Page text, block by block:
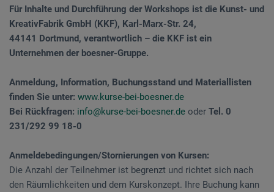
Für Inhalte und Durchführung der Workshops ist die Kunst- und
KreativFabrik GmbH (KKF), Karl-Marx-Str. 24,
44141 Dortmund, verantwortlich – die KKF ist ein
Unternehmen der boesner-Gruppe.
Anmeldung, Information, Buchungsstand und Materiallisten
finden Sie unter: www.kurse-bei-boesner.de
Bei Rückfragen: info@kurse-bei-boesner.de oder Tel. 0
231/292 99 18-0
Anmeldebedingungen/Stornierungen von Kursen:
Die Anzahl der Teilnehmer ist begrenzt und richtet sich nach
den Räumlichkeiten und dem Kurskonzept. Ihre Buchung kann